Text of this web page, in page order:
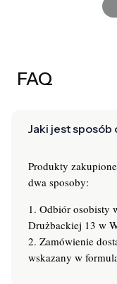
FAQ
Jaki jest sposób
Produkty
dwa sposoby:
1. Odbiór osobisty
Drużbackiej 13 w
2. Zamówienie
wskazany w